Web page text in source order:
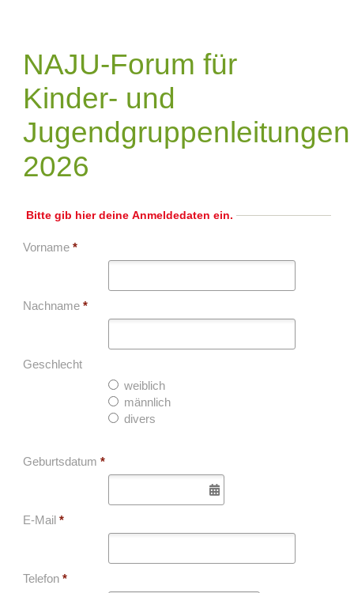
contentNAJU-Forum für
Kinder- und
Jugendgruppenleitungen
2026
Bitte gib hier deine Anmeldedaten ein.
Vorname *
Nachname *
Geschlecht
weiblich
männlich
divers
Geburtsdatum *
E-Mail *
Telefon *